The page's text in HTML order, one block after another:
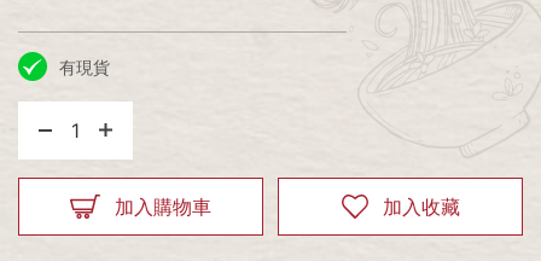
有現貨
1
加入購物車 加入收藏